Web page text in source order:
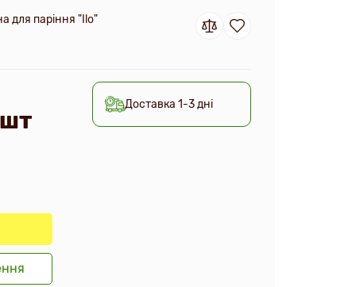
для паріння "Ilo"
Доставка 1-3 дні